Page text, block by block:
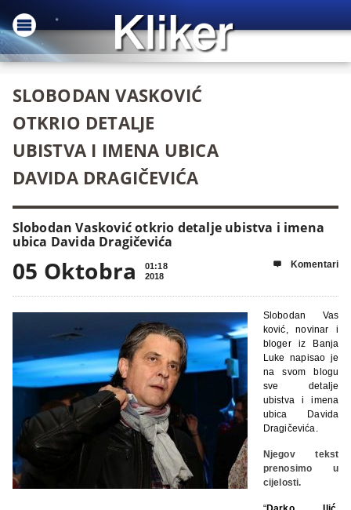
SLOBODAN VASKOVIĆ
OTKRIO DETALJE
UBISTVA I IMENA UBICA
DAVIDA DRAGIČEVIĆA
Slobodan Vasković otkrio detalje ubistva i imena
ubica Davida Dragičevića
05 Oktobra
01:18
2018
 Komentari
Slobodan Vas
ković, novinar i
bloger iz Banja
Luke napisao je
na svom blogu
sve detalje
ubistva i imena
ubica Davida
Dragičevića.
Njegov tekst
prenosimo u
cijelosti.